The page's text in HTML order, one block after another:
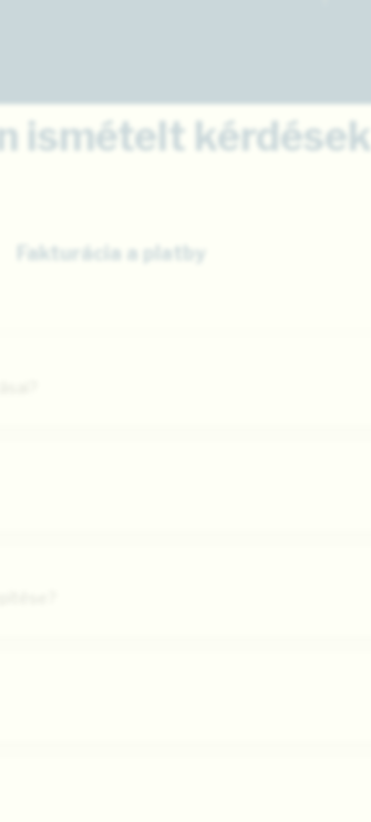
ismételt kérdések
Fakturácia a platby